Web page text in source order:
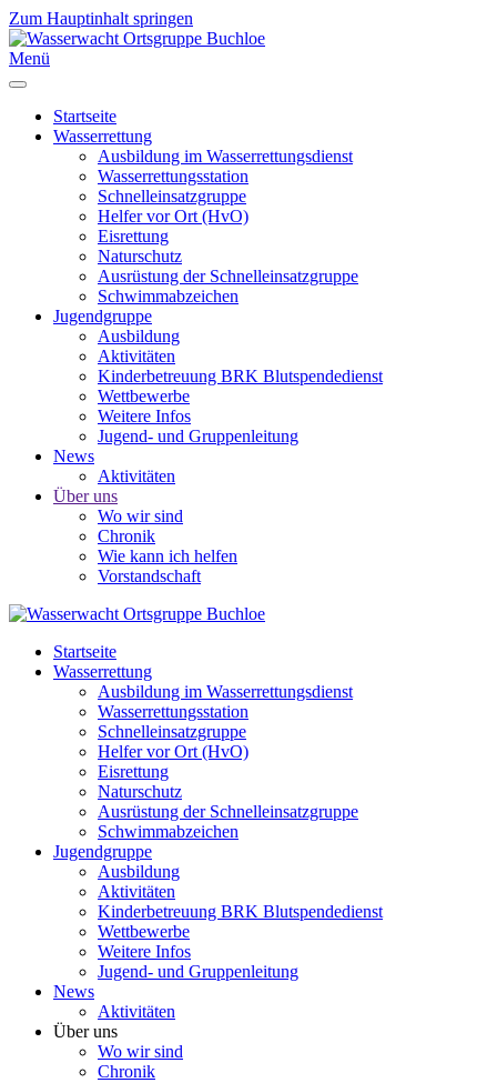
Zum Hauptinhalt springen
Menü
Startseite
Wasserrettung
Ausbildung im Wasserrettungsdienst
Wasserrettungsstation
Schnelleinsatzgruppe
Helfer vor Ort (HvO)
Eisrettung
Naturschutz
Ausrüstung der Schnelleinsatzgruppe
Schwimmabzeichen
Jugendgruppe
Ausbildung
Aktivitäten
Kinderbetreuung BRK Blutspendedienst
Wettbewerbe
Weitere Infos
Jugend- und Gruppenleitung
News
Aktivitäten
Über uns
Wo wir sind
Chronik
Wie kann ich helfen
Vorstandschaft
Startseite
Wasserrettung
Ausbildung im Wasserrettungsdienst
Wasserrettungsstation
Schnelleinsatzgruppe
Helfer vor Ort (HvO)
Eisrettung
Naturschutz
Ausrüstung der Schnelleinsatzgruppe
Schwimmabzeichen
Jugendgruppe
Ausbildung
Aktivitäten
Kinderbetreuung BRK Blutspendedienst
Wettbewerbe
Weitere Infos
Jugend- und Gruppenleitung
News
Aktivitäten
Über uns
Wo wir sind
Chronik